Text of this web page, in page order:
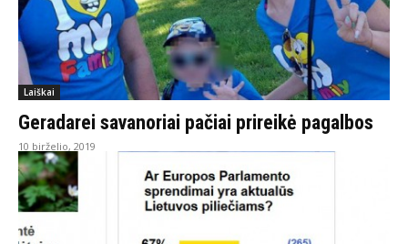
Laiškai
Geradarei savanoriai pačiai prireikė pagalbos
10 birželio, 2019